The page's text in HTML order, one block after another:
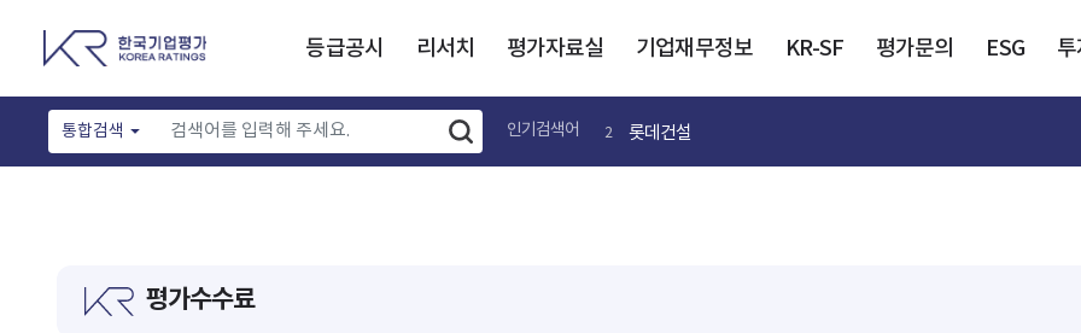
등급공시 리서치 평가자료실 기업재무정보 KR-SF 평가문의 ESG
통합검색 인기검색어 2 롯데건설
평가수수료